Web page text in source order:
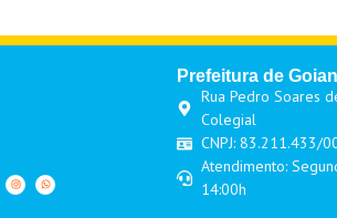
Prefeitura de
Rua Pedro Soares
Colegial
CNPJ: 83.211.433/
Atendimento:
14:00h